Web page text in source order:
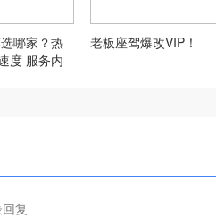
哪家？热
度 服务内
老板座驾爆改VIP！
复